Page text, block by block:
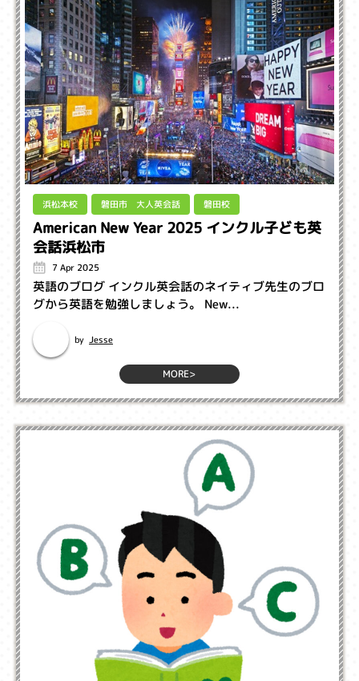
浜松本校 磐田市 大人英会話 磐田校
American New Year 2025 インクル子ども英
会話浜松市
7 Apr 2025
英語のブログ インクル英会話のネイティブ先生のブロ
グから英語を勉強しましょう。 New...
by Jesse
MORE>